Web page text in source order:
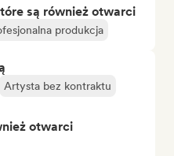
są również otwarci
produkcja
Artysta bez kontraktu
otwarci